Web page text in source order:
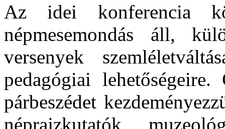
Az idei konferencia
népmesemondás áll,
versenyek
pedagógiai
párbeszédet
néprajzkutatók,